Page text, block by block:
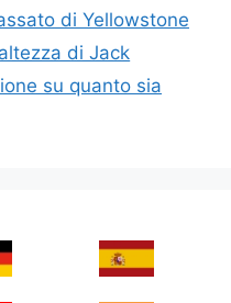
di Yellowstone
di Jack
su quanto sia